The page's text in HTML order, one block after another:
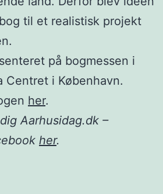
til et realistisk projekt
på bogmessen i
Centret i København.
her.
Aarhusidag.dk –
her.